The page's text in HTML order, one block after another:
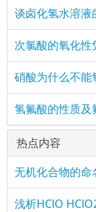
谈卤化氢水溶液
次氯酸的氧化
硝酸为什么不能
氢氟酸的性质及
热点内容
无机化合物的命
浅析HClO